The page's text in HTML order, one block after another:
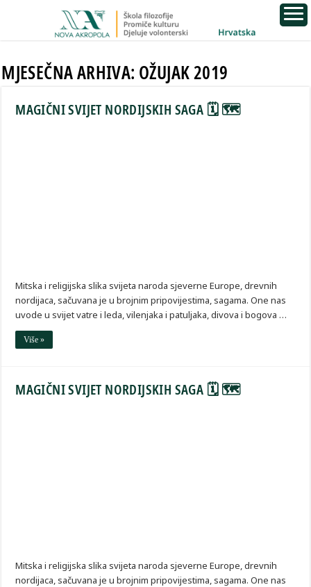
MJESEČNA ARHIVA: OŽUJAK 2019
MAGIČNI SVIJET NORDIJSKIH SAGA 🗓 🗺
Mitska i religijska slika svijeta naroda sjeverne Europe, drevnih
nordijaca, sačuvana je u brojnim pripovijestima, sagama. One nas
uvode u svijet vatre i leda, vilenjaka i patuljaka, divova i bogova …
Više »
MAGIČNI SVIJET NORDIJSKIH SAGA 🗓 🗺
Mitska i religijska slika svijeta naroda sjeverne Europe, drevnih
nordijaca, sačuvana je u brojnim pripovijestima, sagama. One nas